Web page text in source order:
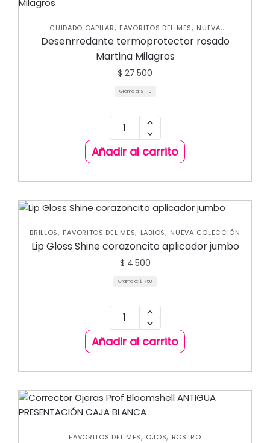
CUIDADO CAPILAR, FAVORITOS DEL MES, NUEVA
COLECCIÓN, SHAMPOOS Y ACONDICIONADORES ,
TRATAMIENTOS CAPILARES
Desenrredante termoprotector rosado
Martina Milagros
$ 27.500
Gramo a: $ 110
Añadir al carrito
BRILLOS, FAVORITOS DEL MES, LABIOS, NUEVA COLECCIÓN
Lip Gloss Shine corazoncito aplicador jumbo
$ 4.500
Gramo a: $ 750
Añadir al carrito
FAVORITOS DEL MES, OJOS, ROSTRO